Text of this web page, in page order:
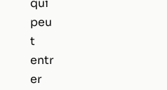
qui
peu
t
entr
er